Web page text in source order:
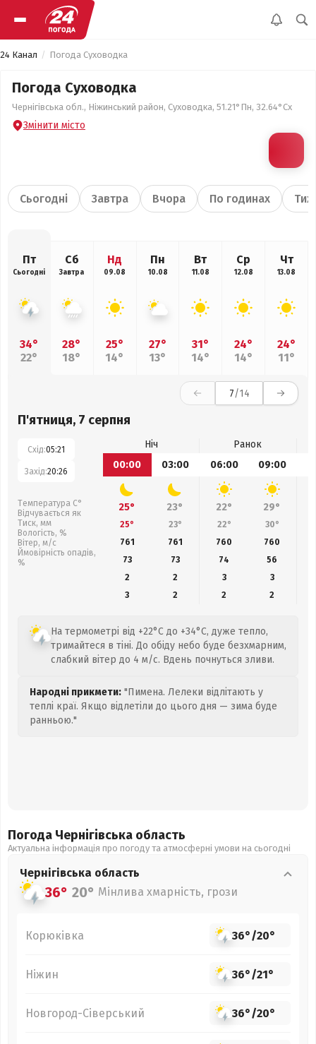
24 Канал Погода Суховодка
Погода Суховодка
Чернігівська обл., Ніжинський район, Суховодка, 51.21°Пн, 32.64°Сх
Змінити місто
Сьогодні Завтра Вчора По годинах
Пт
Сьогодні
34°
22°
Сб
Завтра
28°
18°
Нд
09.08
25°
14°
Пн
10.08
27°
13°
Вт
11.08
31°
14°
Ср
12.08
24°
14°
Чт
13.08
24°
11°
7/14
П'ятниця, 7 серпня
Схід:05:21
Захід:20:26
Температура С°
Відчувається як
Тиск, мм
Вологість, %
Вітер, м/с
Ймовірність опадів,
%
Ніч
Ранок
00:00
03:00 06:00 09:00
25° 23° 22° 29°
25° 23° 22° 30°
761
761 760 760
73
73 74 56
2
2 3
3
3
2 2 2
На термометрі від +22°C до +34°C, дуже тепло,
тримайтеся в тіні. До обіду небо буде безхмарним,
слабкий вітер до 4 м/с. Вдень почнуться зливи.
Народні прикмети: "Пимена. Лелеки відлітають у
теплі краї. Якщо відлетіли до цього дня — зима буде
ранньою."
Погода Чернігівська область
Актуальна інформація про погоду та атмосферні умови на сьогодні
Чернігівська область
36° 20° Мінлива хмарність, грози
Корюківка 36°/20°
Ніжин 36°/21°
Новгород-Сіверський 36°/20°